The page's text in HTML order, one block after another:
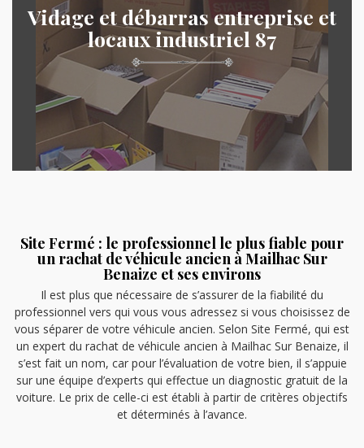
Vidage et débarras entreprise et
locaux industriel 87
Site Fermé : le professionnel le plus fiable pour
un rachat de véhicule ancien à Mailhac Sur
Benaize et ses environs
Il est plus que nécessaire de s’assurer de la fiabilité du
professionnel vers qui vous vous adressez si vous choisissez de
vous séparer de votre véhicule ancien. Selon Site Fermé, qui est
un expert du rachat de véhicule ancien à Mailhac Sur Benaize, il
s’est fait un nom, car pour l’évaluation de votre bien, il s’appuie
sur une équipe d’experts qui effectue un diagnostic gratuit de la
voiture. Le prix de celle-ci est établi à partir de critères objectifs
et déterminés à l’avance.